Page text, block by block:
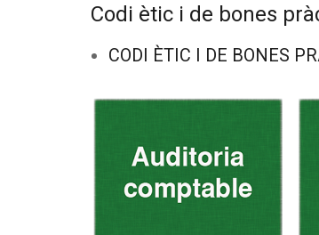
Codi ètic i de bones
CODI ÈTIC I DE BONES